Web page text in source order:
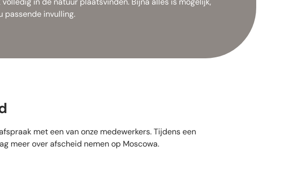
passende invulling.
met een van onze medewerkers. Tijdens een
meer over afscheid nemen op Moscowa.